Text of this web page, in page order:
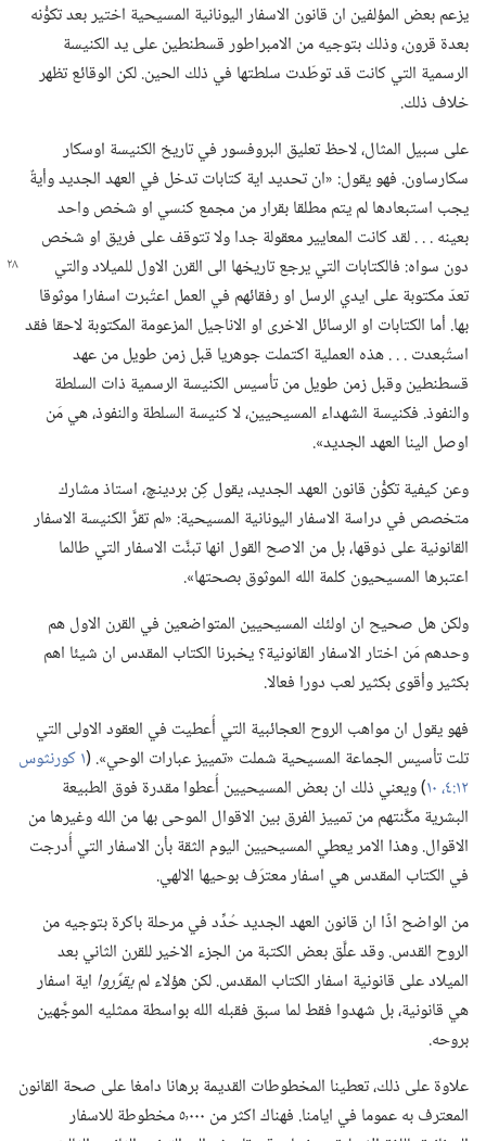
يزعم بعض المؤلفين ان قانون الاسفار اليونانية المسيحية اختير بعد تكوُّنه
بعدة قرون،‏ وذلك بتوجيه من الامبراطور قسطنطين على يد الكنيسة
الرسمية التي كانت قد توطّدت سلطتها في ذلك الحين.‏ لكن الوقائع تظهر
خلاف ذلك.‏
على سبيل المثال،‏ لاحظ تعليق البروفسور في تاريخ الكنيسة اوسكار
سكارساون.‏ فهو يقول:‏ «ان تحديد اية كتابات تدخل في العهد الجديد وأيةٌ
يجب استبعادها لم يتم مطلقا بقرار من مجمع كنسي او شخص واحد
بعينه .‏ .‏ .‏ لقد كانت المعايير معقولة جدا ولا تتوقف على فريق او شخص
دون سواه:‏ فالكتابات التي يرجعتاريخها الى القرن الاول للميلاد والتي
تعدّ مكتوبة على ايدي الرسل او رفقائهم في العمل اعتُبرت اسفارا موثوقا
بها.‏ أما الكتابات او الرسائل الاخرى او الاناجيل المزعومة المكتوبة لاحقا فقد
استُبعدت .‏ .‏ .‏ هذه العملية اكتملت جوهريا قبل زمن طويل من عهد
قسطنطين وقبل زمن طويل من تأسيس الكنيسة الرسمية ذات السلطة
والنفوذ.‏ فكنيسة الشهداء المسيحيين،‏ لا كنيسة السلطة والنفوذ،‏ هي مَن
اوصل الينا العهد الجديد».‏
وعن كيفية تكوُّن قانون العهد الجديد،‏ يقول كِن بردينچ،‏ استاذ مشارك
متخصص في دراسة الاسفار اليونانية المسيحية:‏ «لم تقرَّ الكنيسة الاسفار
القانونية على ذوقها،‏ بل من الاصح القول انها تبنَّت الاسفار التي طالما
اعتبرها المسيحيون كلمة الله الموثوق بصحتها».‏
ولكن هل صحيح ان اولئك المسيحيين المتواضعين في القرن الاول هم
وحدهم مَن اختار الاسفار القانونية؟‏ يخبرنا الكتاب المقدس ان شيئا اهم
بكثير وأقوى بكثير لعب دورا فعالا.‏
فهو يقول ان مواهب الروح العجائبية التي أُعطيت في العقود الاولى التي
تلت تأسيس الجماعة المسيحية شملت «تمييز عبارات الوحي».‏ (‏ ١ كورنثوس
١٢:‏٤،‏
‏)‏ ويعني ذلك ان بعض المسيحيين أُعطوا مقدرة فوق الطبيعة
البشرية مكَّنتهم من تمييز الفرق بين الاقوال الموحى بها من الله وغيرها من
الاقوال.‏ وهذا الامر يعطي المسيحيين اليوم الثقة بأن الاسفار التي أُدرجت
في الكتاب المقدس هي اسفار معترَف بوحيها الالهي.‏
من الواضح اذًا ان قانون العهد الجديد حُدِّد في مرحلة باكرة بتوجيه من
الروح القدس.‏ وقد علَّق بعض الكتبة من الجزء الاخير للقرن الثاني بعد
الميلاد على قانونية اسفار الكتاب المقدس.‏ لكن هؤلاء لميقرِّروا اية اسفار
هي قانونية،‏ بل شهدوا فقط لما سبق فقبله الله بواسطة ممثليه الموجَّهين
بروحه.‏
علاوة على ذلك،‏ تعطينا المخطوطات القديمة برهانا دامغا على صحة القانون
المعترف به عموما في ايامنا.‏ فهناك اكثر من ٥٬٠٠٠ مخطوطة للاسفار